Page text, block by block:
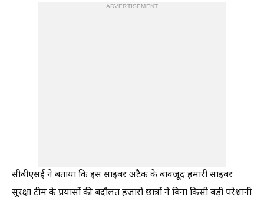
ADVERTISEMENT
सीबीएसई ने बताया कि इस साइबर अटैक के बावजूद हमारी साइबर
सुरक्षा टीम के प्रयासों की बदौलत हजारों छात्रों ने बिना किसी बड़ी परेशानी